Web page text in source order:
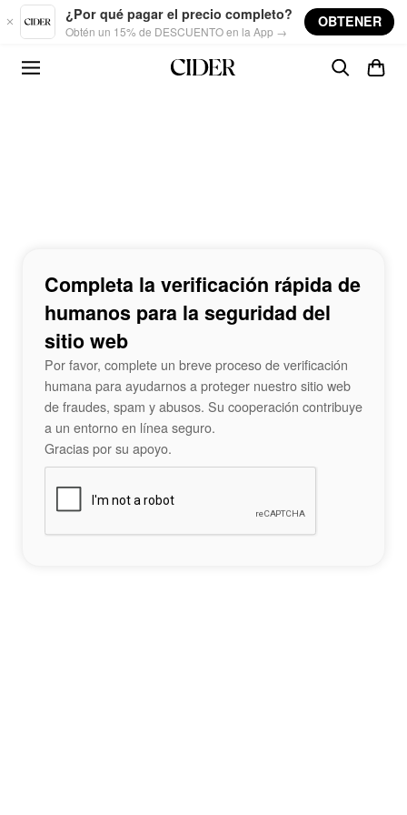
Skip to main content
¿Por qué pagar el precio completo?
Obtén un 15% de DESCUENTO en la App →
OBTENER
Completa la verificación rápida de
humanos para la seguridad del
sitio web
Por favor, complete un breve proceso de verificación
humana para ayudarnos a proteger nuestro sitio web
de fraudes, spam y abusos. Su cooperación contribuye
a un entorno en línea seguro.
Gracias por su apoyo.